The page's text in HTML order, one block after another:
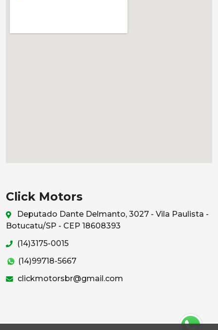
Click Motors
Deputado Dante Delmanto, 3027 - Vila Paulista -
Botucatu/SP - CEP 18608393
(14)3175-0015
(14)99718-5667
clickmotorsbr@gmail.com